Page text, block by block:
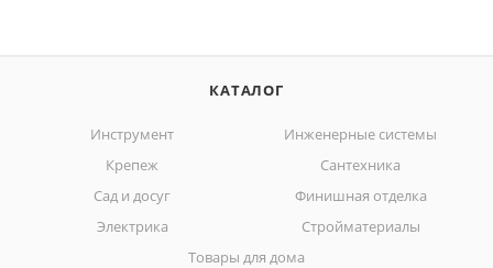
КАТАЛОГ
Инструмент
Инженерные системы
Крепеж
Сантехника
Сад и досуг
Финишная отделка
Электрика
Стройматериалы
Товары для дома